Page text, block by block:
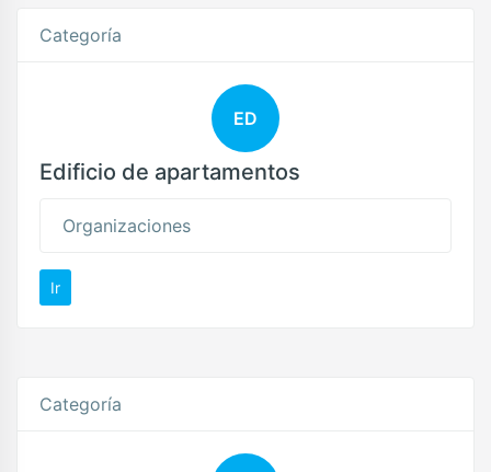
Categoría
ED
Edificio de apartamentos
Organizaciones
Ir
Categoría